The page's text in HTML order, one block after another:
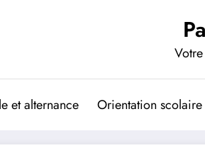
et alternance Orientation